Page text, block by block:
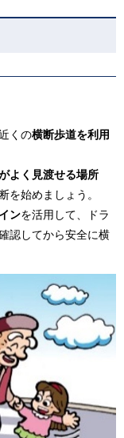
くの横断歩道を利用
よく見渡せる場所
を始めましょう。
ンを活用して、ドラ
認してから安全に横